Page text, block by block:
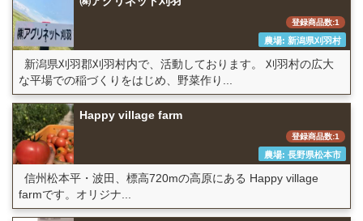
登録商品数:1
農場: 新潟県刈羽村
新潟県刈羽郡刈羽村内で、活動しております。 刈羽村の広大
な平場での稲づくりをはじめ、野菜作り...
Happy village farm
登録商品数:1
農場: 長野県松本市
信州松本平・波田、標高720mの高原にある Happy village
farmです。オリジナ...